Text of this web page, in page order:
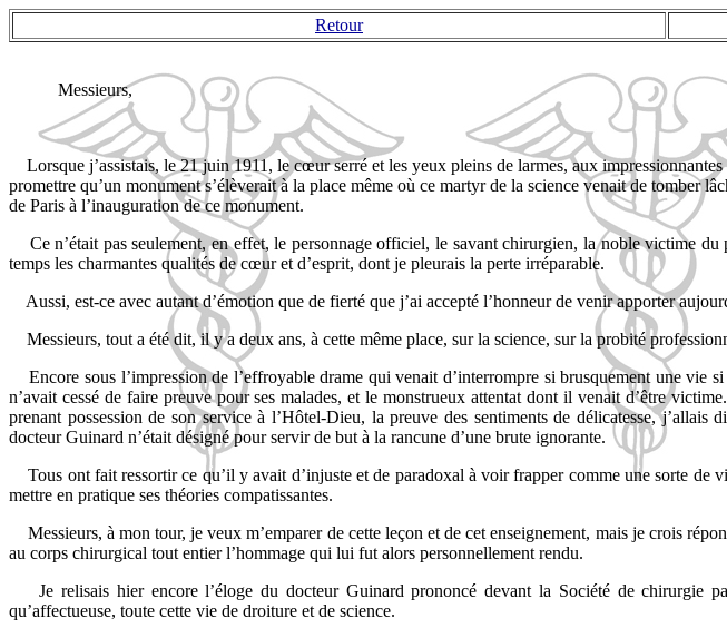
Retour
Messieurs,
Lorsque j’assistais, le 21 juin 1911, le cœur serré et les yeux pleins de larmes, aux
promettre qu’un monument s’élèverait à la place même où ce martyr de la science venait de tomber
de Paris à l’inauguration de ce monument.
Ce n’était pas seulement, en effet, le personnage officiel, le savant chirurgien, la noble victime
temps les charmantes qualités de cœur et d’esprit, dont je pleurais la perte irréparable.
Aussi, est-ce avec autant d’émotion que de fierté que j’ai accepté l’honneur de venir apporter
Messieurs, tout a été dit, il y a deux ans, à cette même place, sur la science, sur la probité
Encore sous l’impression de l’effroyable drame qui venait d’interrompre si brusquement une
n’avait cessé de faire preuve pour ses malades, et le monstrueux attentat dont il venait d’être
prenant possession de son service à l’Hôtel-Dieu, la preuve des sentiments de délicatesse,
docteur Guinard n’était désigné pour servir de but à la rancune d’une brute ignorante.
Tous ont fait ressortir ce qu’il y avait d’injuste et de paradoxal à voir frapper comme une sorte de
mettre en pratique ses théories compatissantes.
Messieurs, à mon tour, je veux m’emparer de cette leçon et de cet enseignement, mais je crois
au corps chirurgical tout entier l’hommage qui lui fut alors personnellement rendu.
Je relisais hier encore l’éloge du docteur Guinard prononcé devant la Société de chirurgie
qu’affectueuse, toute cette vie de droiture et de science.